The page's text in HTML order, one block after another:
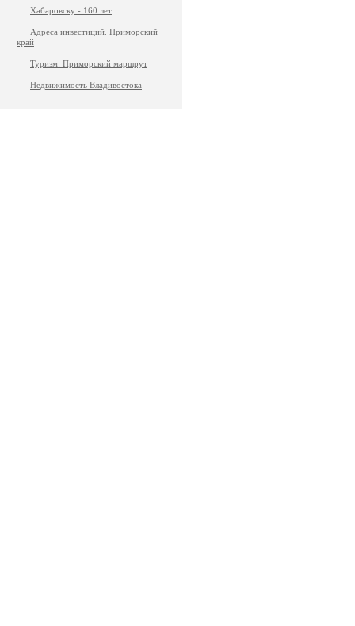
Хабаровску - 160 лет
Адреса инвестиций. Приморский
край
Туризм: Приморский маршрут
Недвижимость Владивостока